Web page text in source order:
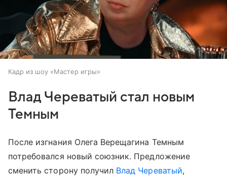
Кадр из шоу «Мастер игры»
Влад Череватый стал новым
Темным
После изгнания Олега Верещагина Темным
потребовался новый союзник. Предложение
сменить сторону получил Влад Череватый,